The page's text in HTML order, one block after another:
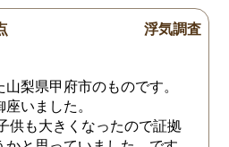
浮気調査
梨県甲府市のものです。
いました。
供も大きくなったので証拠